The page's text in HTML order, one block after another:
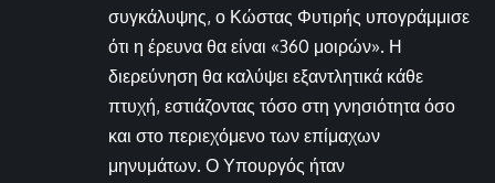
συγκάλυψης, ο Κώστας Φυτιρής υπογράμμισε
ότι η έρευνα θα είναι «360 μοιρών». Η
διερεύνηση θα καλύψει εξαντλητικά κάθε
πτυχή, εστιάζοντας τόσο στη γνησιότητα όσο
και στο περιεχόμενο των επίμαχων
μηνυμάτων. Ο Υπουργός ήταν